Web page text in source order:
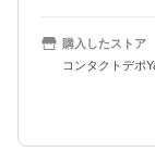
購入したストア
コンタクトデポ